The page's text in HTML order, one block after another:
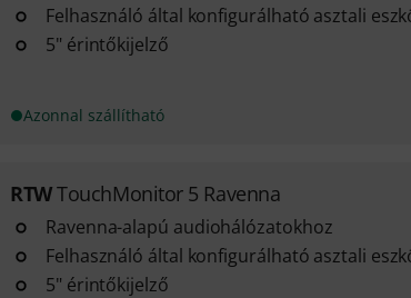
Felhasználó által konfigurálható asztali
5" érintőkijelző
Azonnal szállítható
RTWTouchMonitor 5 Ravenna
Ravenna-alapú audiohálózatokhoz
Felhasználó által konfigurálható asztali
5" érintőkijelző